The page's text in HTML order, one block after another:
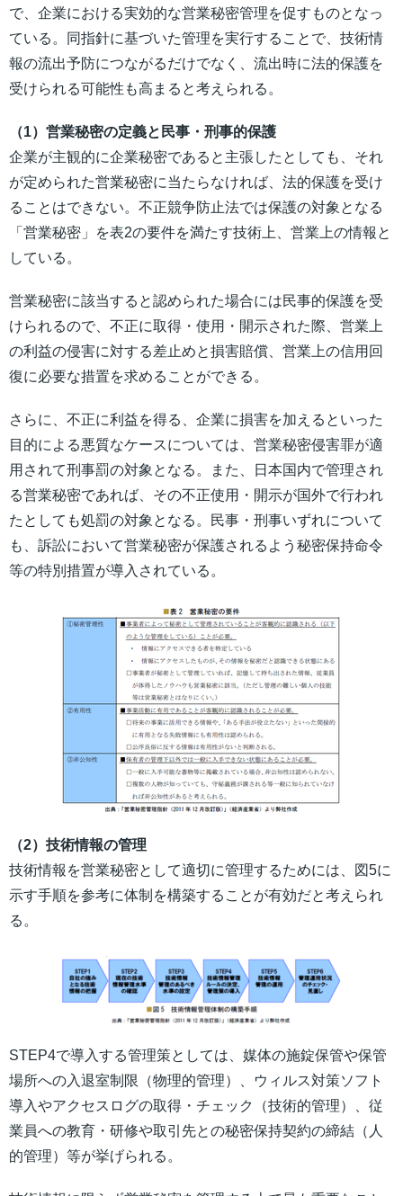
で、企業における実効的な営業秘密管理を促すものとなっ
ている。同指針に基づいた管理を実行することで、技術情
報の流出予防につながるだけでなく、流出時に法的保護を
受けられる可能性も高まると考えられる。
（1）営業秘密の定義と民事・刑事的保護
企業が主観的に企業秘密であると主張したとしても、それ
が定められた営業秘密に当たらなければ、法的保護を受け
ることはできない。不正競争防止法では保護の対象となる
「営業秘密」を表2の要件を満たす技術上、営業上の情報と
している。
営業秘密に該当すると認められた場合には民事的保護を受
けられるので、不正に取得・使用・開示された際、営業上
の利益の侵害に対する差止めと損害賠償、営業上の信用回
復に必要な措置を求めることができる。
さらに、不正に利益を得る、企業に損害を加えるといった
目的による悪質なケースについては、営業秘密侵害罪が適
用されて刑事罰の対象となる。また、日本国内で管理され
る営業秘密であれば、その不正使用・開示が国外で行われ
たとしても処罰の対象となる。民事・刑事いずれについて
も、訴訟において営業秘密が保護されるよう秘密保持命令
等の特別措置が導入されている。
（2）技術情報の管理
技術情報を営業秘密として適切に管理するためには、図5に
示す手順を参考に体制を構築することが有効だと考えられ
る。
STEP4で導入する管理策としては、媒体の施錠保管や保管
場所への入退室制限（物理的管理）、ウィルス対策ソフト
導入やアクセスログの取得・チェック（技術的管理）、従
業員への教育・研修や取引先との秘密保持契約の締結（人
的管理）等が挙げられる。